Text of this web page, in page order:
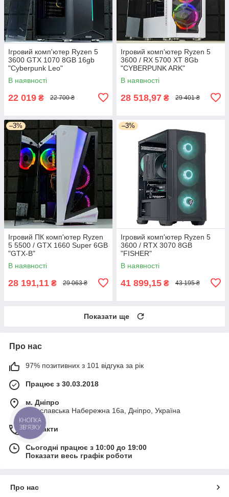
Ігровий комп'ютер Ryzen 5
3600 GTX 1070 8GB 16gb
"Cyberpunk Leo"
В наявності
22 019 ₴ 22 700 ₴
Ігровий комп'ютер Ryzen 5
3600 / RX 5700 XT 8Gb
"CYBERPUNK ARK"
В наявності
28 518,97 ₴ 29 401 ₴
–3%
Ігровий ПК комп'ютер Ryzen
5 5500 / GTX 1660 Super 6GB
"GTX-B"
В наявності
28 191,11 ₴ 29 063 ₴
–3%
Ігровий комп'ютер Ryzen 5
3600 / RTX 3070 8GB
"FISHER"
В наявності
41 899,15 ₴ 43 195 ₴
Показати ще
Про нас
97% позитивних з 101 відгука за рік
Працює з 30.03.2018
м. Дніпро
Січеславська Набережна 16а, Дніпро, Україна
Контакти
Сьогодні працює з 10:00 до 19:00
Показати весь графік роботи
Про нас
КНОПКА
ЗВ'ЯЗКУ